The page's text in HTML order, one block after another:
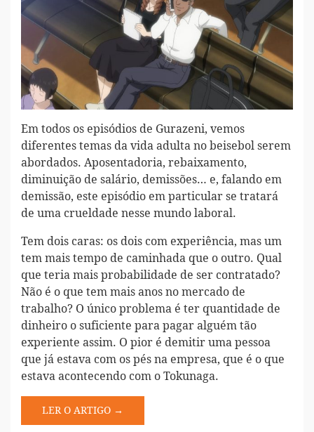
Em todos os episódios de Gurazeni, vemos
diferentes temas da vida adulta no beisebol serem
abordados. Aposentadoria, rebaixamento,
diminuição de salário, demissões… e, falando em
demissão, este episódio em particular se tratará
de uma crueldade nesse mundo laboral.
Tem dois caras: os dois com experiência, mas um
tem mais tempo de caminhada que o outro. Qual
que teria mais probabilidade de ser contratado?
Não é o que tem mais anos no mercado de
trabalho? O único problema é ter quantidade de
dinheiro o suficiente para pagar alguém tão
experiente assim. O pior é demitir uma pessoa
que já estava com os pés na empresa, que é o que
estava acontecendo com o Tokunaga.
LER O ARTIGO →